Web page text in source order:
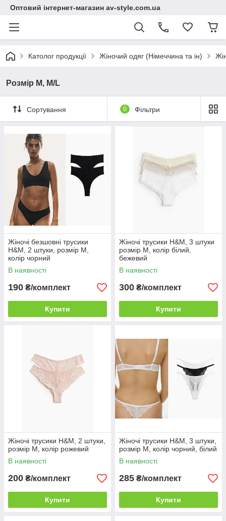
Оптовий інтернет-магазин av-style.com.ua
Католог продукції Жіночий одяг (Німеччина та ін)
Розмір М, M/L
Сортування 0 Фільтри
Жіночі безшовні трусики
H&M, 2 штуки, розмір M,
колір чорний
В наявності
190 ₴/комплект
Купити
Жіночі трусики H&M, 3 штуки
розмір M, колір білий,
бежевий
В наявності
300 ₴/комплект
Купити
Жіночі трусики H&M, 2 штуки,
розмір M, колір рожевий
В наявності
200 ₴/комплект
Купити
Жіночі трусики H&M, 3 штуки,
розмір M, колір чорний, білий
В наявності
285 ₴/комплект
Купити